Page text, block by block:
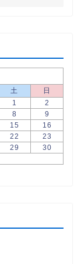
土
日
1
2
8
9
15
16
22
23
29
30